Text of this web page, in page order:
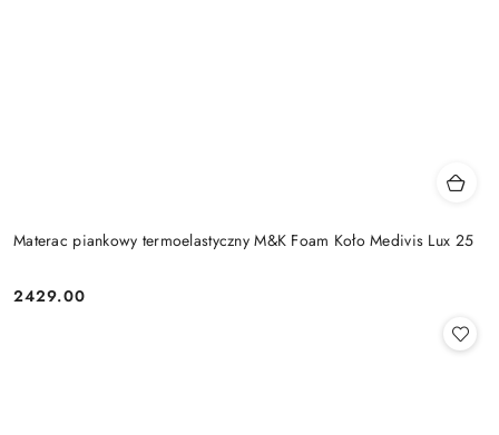
Materac piankowy termoelastyczny M&K Foam Koło Medivis Lux 25
Cena:
2429.00